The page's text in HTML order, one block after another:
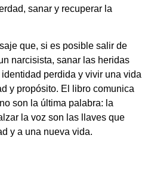
sanar y recuperar la
que, si es posible salir de
narcisista, sanar las heridas
perdida y vivir una vida
y propósito. El libro comunica
son la última palabra: la
la voz son las llaves que
y a una nueva vida.